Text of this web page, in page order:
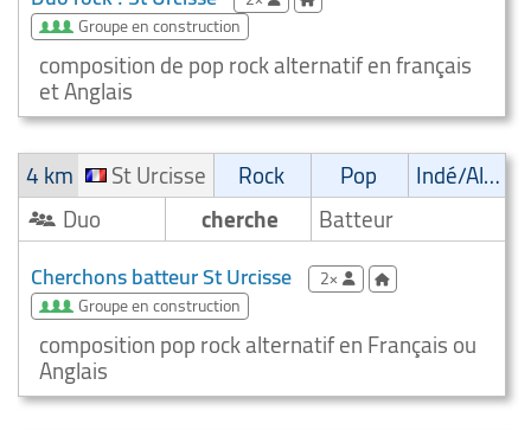
Groupe en construction
composition de pop rock alternatif en français
et Anglais
4 km
St Urcisse Rock Pop
Indé/Alternatif
Duo
cherche Batteur
Cherchons batteur St Urcisse
2×
Groupe en construction
composition pop rock alternatif en Français ou
Anglais